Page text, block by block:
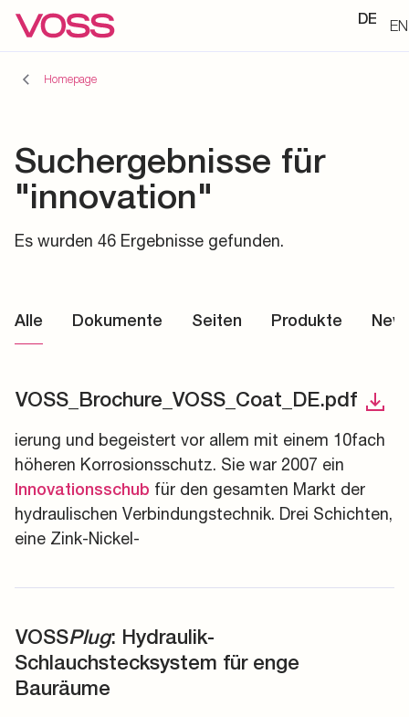
DE EN
Homepage
Suchergebnisse für
"innovation"
Es wurden 46 Ergebnisse gefunden.
Alle Dokumente Seiten Produkte
VOSS_Brochure_VOSS_Coat_DE.pdf
ierung und begeistert vor allem mit einem 10fach
höheren Korrosionsschutz. Sie war 2007 ein
Innovationsschub für den gesamten Markt der
hydraulischen Verbindungstechnik. Drei Schichten,
eine Zink-Nickel-
VOSSPlug: Hydraulik-
Schlauchstecksystem für enge
Bauräume